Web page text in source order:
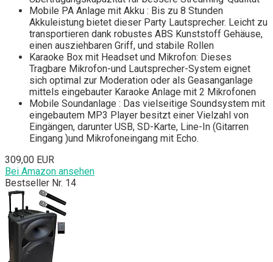
Mobile PA Anlage mit Akku : Bis zu 8 Stunden
Akkuleistung bietet dieser Party Lautsprecher. Leicht zu
transportieren dank robustes ABS Kunststoff Gehäuse,
einen ausziehbaren Griff, und stabile Rollen
Karaoke Box mit Headset und Mikrofon: Dieses
Tragbare Mikrofon-und Lautsprecher-System eignet
sich optimal zur Moderation oder als Geasanganlage
mittels eingebauter Karaoke Anlage mit 2 Mikrofonen
Mobile Soundanlage : Das vielseitige Soundsystem mit
eingebautem MP3 Player besitzt einer Vielzahl von
Eingängen, darunter USB, SD-Karte, Line-In (Gitarren
Eingang )und Mikrofoneingang mit Echo.
309,00 EUR
Bei Amazon ansehen
Bestseller Nr. 14